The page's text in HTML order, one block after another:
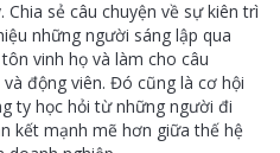
sẻ câu chuyện về sự kiên trì
những người sáng lập qua
vinh họ và làm cho câu
động viên. Đó cũng là cơ hội
ty học hỏi từ những người đi
kết mạnh mẽ hơn giữa thế hệ